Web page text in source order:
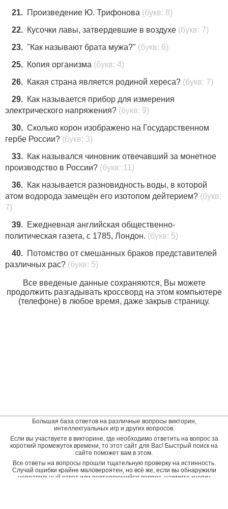
21. Произведение Ю. Трифонова (букв: 8)
22. Кусочки лавы, затвердевшие в воздухе (букв: 7)
23. "Как называют брата мужа?" (букв: 6)
25. Копия организма (букв: 4)
26. Какая страна является родиной хереса? (букв: 7)
29. Как называется прибор для измерения
электрического напряжения? (букв: 9)
30. Сколько корон изображено на Государственном
гербе России? (букв: 3)
33. Как назывался чиновник отвечавший за монетное
производство в России? (букв: 11)
36. Как называется разновидность воды, в которой
атом водорода замещён его изотопом дейтерием? (букв:
7)
39. Ежедневная английская общественно-
политическая газета, с 1785, Лондон. (букв: 5)
40. Потомство от смешанных браков представителей
различных рас? (букв: 5)
Все введеные данные сохраняются, Вы можете
продолжить разгадывать кроссворд на этом компьютере
(телефоне) в любое время, даже закрыв страницу.
Большая база ответов на различные вопросы викторин,
интеллектуальных игр и других вопросов.
Если вы участвуете в викторине, где необходимо ответить на вопрос за
короткий промежуток времени, то этот сайт для Вас! Быстрый поиск на
сайте поможет вам в этом.
Все ответы на вопросы прошли тщательную проверку на истинность.
Случай ошибки крайне маловероятен, но всё же, если вы обнаружили
неправильный ответ или повторяющийся вопрос, нажмите кнопку